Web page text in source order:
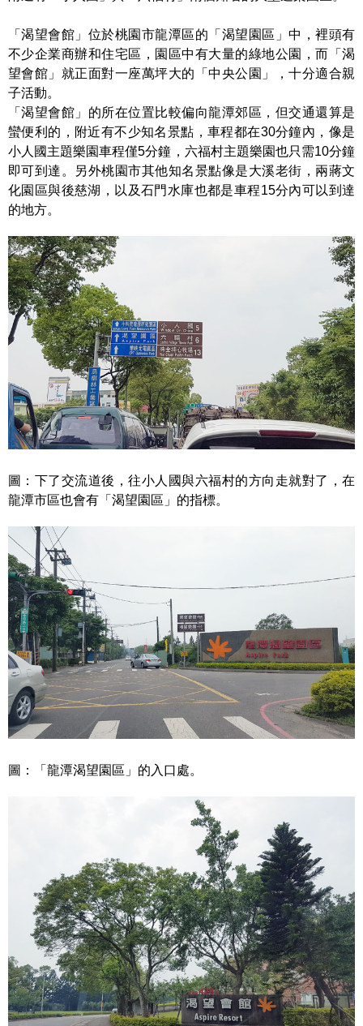
「渴望會館」位於桃園市龍潭區的「渴望園區」中，裡頭有
不少企業商辦和住宅區，園區中有大量的綠地公園，而「渴
望會館」就正面對一座萬坪大的「中央公園」，十分適合親
子活動。
「渴望會館」的所在位置比較偏向龍潭郊區，但交通還算是
蠻便利的，附近有不少知名景點，車程都在30分鐘內，像是
小人國主題樂園車程僅5分鐘，六福村主題樂園也只需10分鐘
即可到達。另外桃園市其他知名景點像是大溪老街，兩蔣文
化園區與後慈湖，以及石門水庫也都是車程15分內可以到達
的地方。
圖：下了交流道後，往小人國與六福村的方向走就對了，在
龍潭市區也會有「渴望園區」的指標。
圖：「龍潭渴望園區」的入口處。